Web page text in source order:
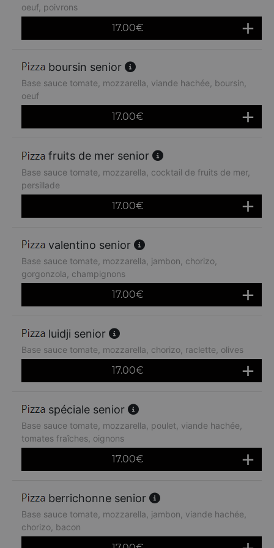
oeuf, poivrons
17.00€
boursin senior
Base sauce tomate, mozzarella, viande hachée, boursin,
oeuf
17.00€
fruits de mer senior
Base sauce tomate, mozzarella, cocktail de fruits de mer,
persillade
17.00€
valentino senior
Base sauce tomate, mozzarella, jambon, chorizo,
gorgonzola, champignons
17.00€
luidji senior
Base sauce tomate, mozzarella, chorizo, raclette, olives
17.00€
spéciale senior
Base sauce tomate, mozzarella, poulet, viande hachée,
tomates fraîches, oignons
17.00€
berrichonne senior
Base sauce tomate, mozzarella, jambon, viande hachée,
chorizo, bacon